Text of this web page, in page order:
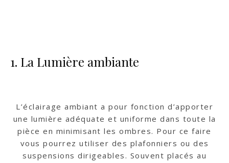
1. La Lumière ambiante
L’éclairage ambiant a pour fonction d’apporter
une lumière adéquate et uniforme dans toute la
pièce en minimisant les ombres. Pour ce faire
vous pourrez utiliser des plafonniers ou des
suspensions dirigeables. Souvent placés au